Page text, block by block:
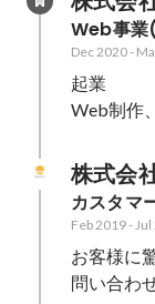
Web事
Dec 2020-
起業
Web制作
株式会
カスタマ
Feb 2019-
お客様に
問い合わ